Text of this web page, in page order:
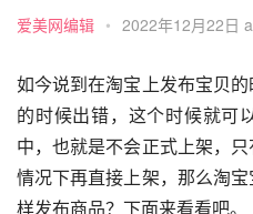
爱美网编辑 • 2022年12月22日
如今说到在淘宝上发布宝贝
的时候出错，这个时候就可
中，也就是不会正式上架，
情况下再直接上架，那么淘
样发布商品？下面来看看吧。